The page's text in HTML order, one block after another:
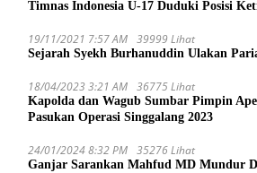
Timnas Indonesia U-17 Duduki Posisi
19/11/2021 7:57 AM 39999 Lihat
Sejarah Syekh Burhanuddin Ulakan
18/04/2023 3:21 AM 36775 Lihat
Kapolda dan Wagub Sumbar Pimpin
Pasukan Operasi Singgalang 2023
24/01/2024 8:32 PM 35276 Lihat
Ganjar Sarankan Mahfud MD Mundur